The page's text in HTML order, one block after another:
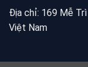
Địa chỉ: 169 Mễ
Việt Nam